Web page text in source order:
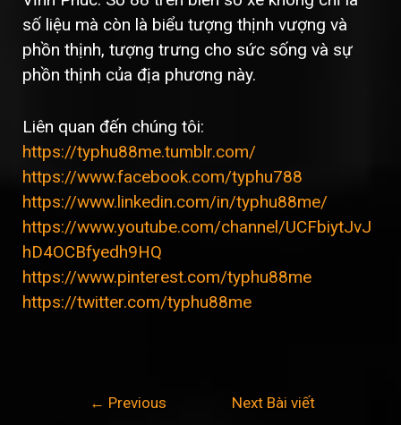
số liệu mà còn là biểu tượng thịnh vượng và
phồn thịnh, tượng trưng cho sức sống và sự
phồn thịnh của địa phương này.
Liên quan đến chúng tôi:
https://typhu88me.tumblr.com/
https://www.facebook.com/typhu788
https://www.linkedin.com/in/typhu88me/
https://www.youtube.com/channel/UCFbiytJvJ
hD4OCBfyedh9HQ
https://www.pinterest.com/typhu88me
https://twitter.com/typhu88me
← Previous
Next Bài viết